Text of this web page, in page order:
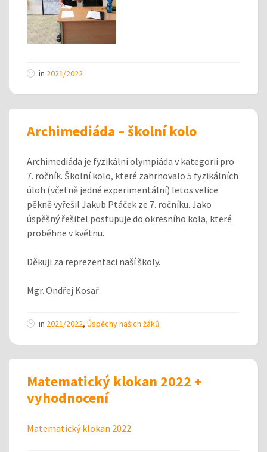
in 2021/2022
Archimediáda – školní kolo
Archimediáda je fyzikální olympiáda v kategorii pro
7. ročník. Školní kolo, které zahrnovalo 5 fyzikálních
úloh (včetně jedné experimentální) letos velice
pěkně vyřešil Jakub Ptáček ze 7. ročníku. Jako
úspěšný řešitel postupuje do okresního kola, které
proběhne v květnu.
Děkuji za reprezentaci naší školy.
Mgr. Ondřej Kosař
in 2021/2022, Úspěchy našich žáků
Matematický klokan 2022 +
vyhodnocení
Matematický klokan 2022